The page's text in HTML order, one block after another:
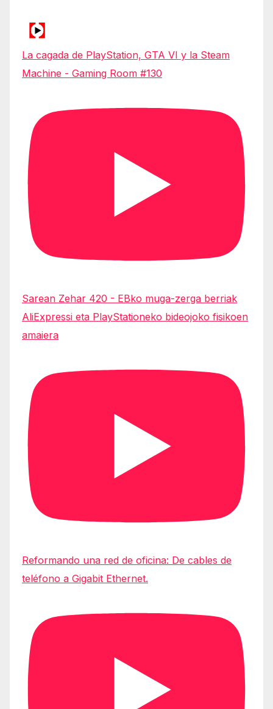
La cagada de PlayStation, GTA VI y la Steam
Machine - Gaming Room #130
Sarean Zehar 420 - EBko muga-zerga berriak
AliExpressi eta PlayStationeko bideojoko fisikoen
amaiera
Reformando una red de oficina: De cables de
teléfono a Gigabit Ethernet.